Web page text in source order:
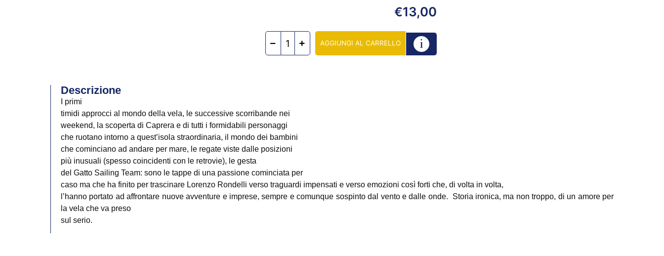
€13,00
AGGIUNGI AL CARRELLO
Descrizione
I primi
timidi approcci al mondo della vela, le successive scorribande nei
weekend, la scoperta di Caprera e di tutti i formidabili personaggi
che ruotano intorno a quest’isola straordinaria, il mondo dei bambini
che cominciano ad andare per mare, le regate viste dalle posizioni
più inusuali (spesso coincidenti con le retrovie), le gesta
del Gatto Sailing Team: sono le tappe di una passione cominciata per
caso ma che ha finito per trascinare Lorenzo Rondelli verso traguardi impensati e verso emozioni così forti che, di volta in volta,
l’hanno portato ad affrontare nuove avventure e imprese, sempre e comunque sospinto dal vento e dalle onde. Storia ironica, ma non troppo, di un amore per
la vela che va preso
sul serio.